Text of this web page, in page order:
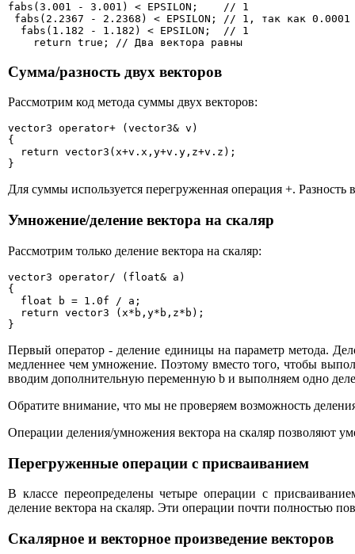
fabs(3.001 - 3.001) < EPSILON;    // 1
fabs(2.2367 - 2.2368) < EPSILON; // 1, так как 0.0001
  fabs(1.182 - 1.182) < EPSILON;  // 1
    return true; // Два вектора равны
Сумма/разность двух векторов
Рассмотрим код метода суммы двух векторов:
vector3 operator+ (vector3& v)
{
  return vector3(x+v.x,y+v.y,z+v.z);
}
Для суммы используется перегруженная операция +. Разность
Умножение/деление вектора на скаляр
Рассмотрим только деление вектора на скаляр:
vector3 operator/ (float& a)
{
  float b = 1.0f / a;
  return vector3 (x*b,y*b,z*b);
}
Первый оператор - деление единицы на параметр метода.
медленнее чем умножение. Поэтому вместо того, чтобы
вводим дополнительную переменную b и выполняем одно
Обратите внимание, что мы не проверяем возможность
Операции деления/умножения вектора на скаляр позволяют
Перегруженные операции с присваиванием
В классе переопределены четыре операции с
деление вектора на скаляр. Эти операции почти полностью
Скалярное и векторное произведение векторов